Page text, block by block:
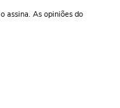
assina. As opiniões do